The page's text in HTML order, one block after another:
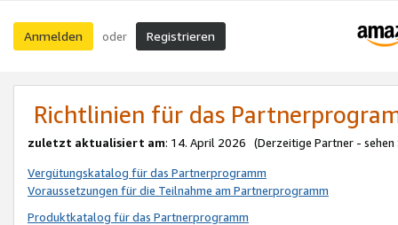
Anmelden oder Registrieren
Richtlinien für das
zuletzt aktualisiert am: 14. April 2026 (Derzeitige Partner - sehen
Vergütungskatalog für das Partnerprogramm
Voraussetzungen für die Teilnahme am Partnerprogramm
Produktkatalog für das Partnerprogramm